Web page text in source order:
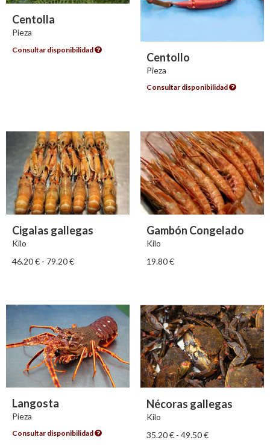
Centolla
Pieza
Consultar disponibilidad
Centollo
Pieza
Consultar disponibilidad
Cigalas gallegas
Kilo
46.20€ - 79.20€
Gambón Congelado
Kilo
19.80€
Langosta
Pieza
Consultar disponibilidad
Nécoras gallegas
Kilo
35.20€ - 49.50€